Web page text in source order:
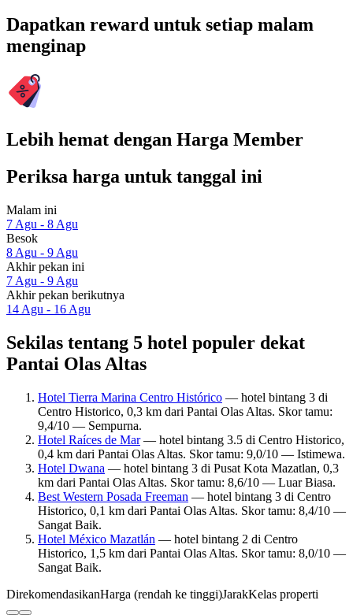
Dapatkan reward untuk setiap malam
menginap
Lebih hemat dengan Harga Member
Periksa harga untuk tanggal ini
Malam ini
7 Agu - 8 Agu
Besok
8 Agu - 9 Agu
Akhir pekan ini
7 Agu - 9 Agu
Akhir pekan berikutnya
14 Agu - 16 Agu
Sekilas tentang 5 hotel populer dekat
Pantai Olas Altas
Hotel Tierra Marina Centro Histórico — hotel bintang 3 di
Centro Historico, 0,3 km dari Pantai Olas Altas. Skor tamu:
9,4/10 — Sempurna.
Hotel Raíces de Mar— hotel bintang 3.5 di Centro Historico,
0,4 km dari Pantai Olas Altas. Skor tamu: 9,0/10 — Istimewa.
Hotel Dwana — hotel bintang 3 di Pusat Kota Mazatlan, 0,3
km dari Pantai Olas Altas. Skor tamu: 8,6/10 — Luar Biasa.
Best Western Posada Freeman — hotel bintang 3 di Centro
Historico, 0,1 km dari Pantai Olas Altas. Skor tamu: 8,4/10 —
Sangat Baik.
Hotel México Mazatlán — hotel bintang 2 di Centro
Historico, 1,5 km dari Pantai Olas Altas. Skor tamu: 8,0/10 —
Sangat Baik.
DirekomendasikanHarga (rendah ke tinggi)JarakKelas properti